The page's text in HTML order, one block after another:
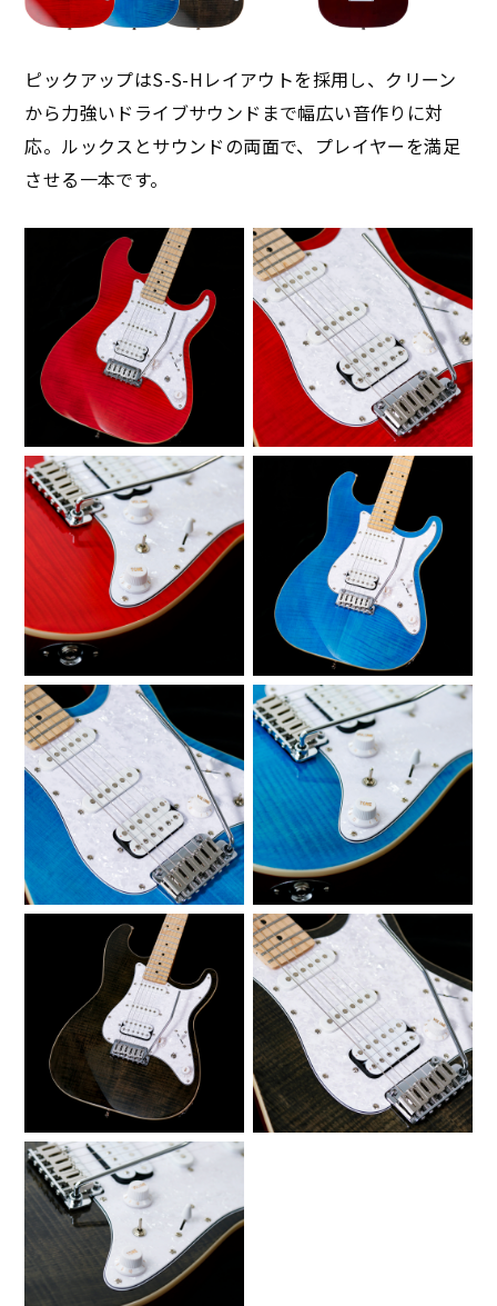
ピックアップはS-S-Hレイアウトを採用し、クリーン
から力強いドライブサウンドまで幅広い音作りに対
応。ルックスとサウンドの両面で、プレイヤーを満足
させる一本です。